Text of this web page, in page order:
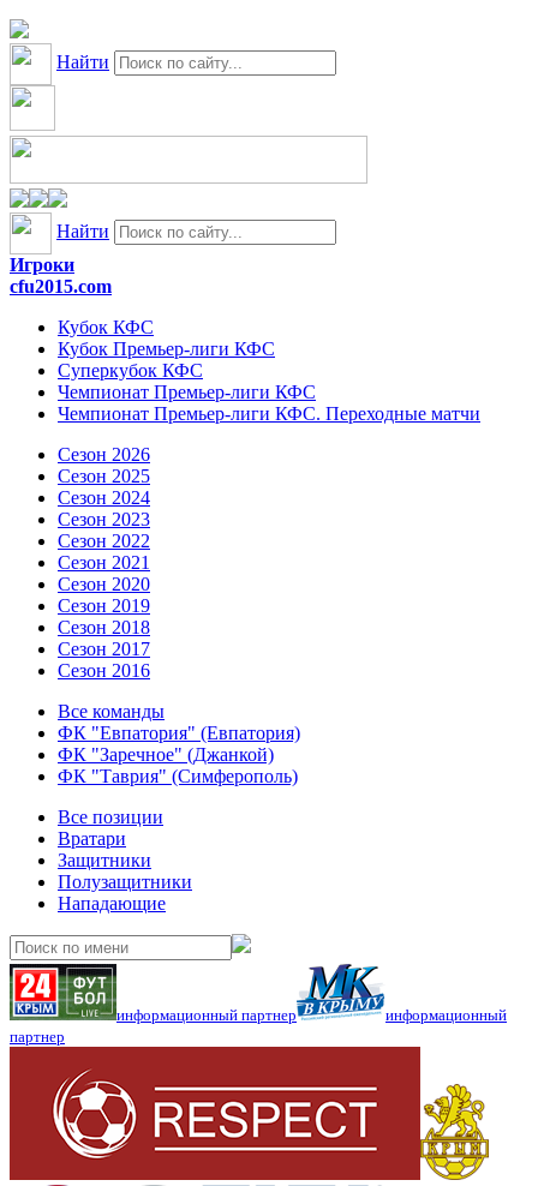
Найти
Найти
Игроки
cfu2015.com
Кубок КФС
Кубок Премьер-лиги КФС
Суперкубок КФС
Чемпионат Премьер-лиги КФС
Чемпионат Премьер-лиги КФС. Переходные матчи
Сезон 2026
Сезон 2025
Сезон 2024
Сезон 2023
Сезон 2022
Сезон 2021
Сезон 2020
Сезон 2019
Сезон 2018
Сезон 2017
Сезон 2016
Все команды
ФК "Евпатория" (Евпатория)
ФК "Заречное" (Джанкой)
ФК "Таврия" (Симферополь)
Все позиции
Вратари
Защитники
Полузащитники
Нападающие
информационный партнер
информационный
партнер